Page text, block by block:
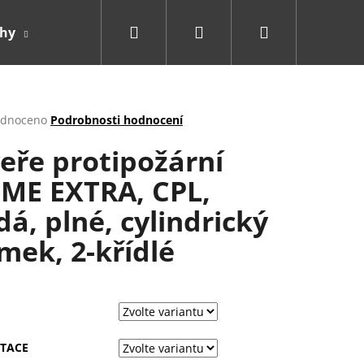
Přihlášení
Podrobnosti hodnocení
protipožární
EXTRA, CPL,
plné, cylindrický
2-křídlé